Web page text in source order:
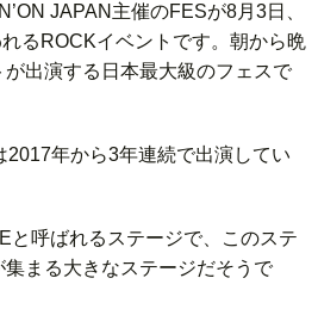
JAPAN主催のFESが8月3日、
るROCKイベントです。朝から晩
出演する日本最大級のフェスで
2017年から3年連続で出演してい
と呼ばれるステージで、このステ
まる大きなステージだそうで